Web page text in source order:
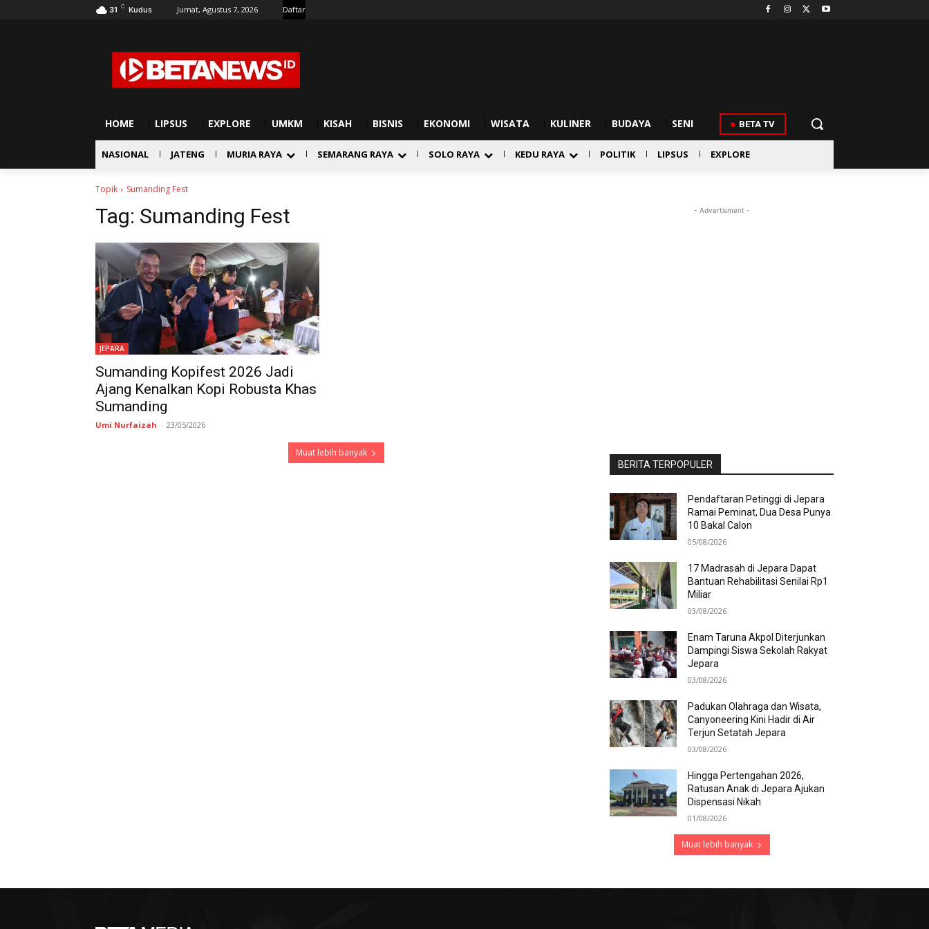
31 C Kudus Jumat, Agustus 7, 2026 Daftar
HOME LIPSUS EXPLORE UMKM KISAH BISNIS EKONOMI WISATA KULINER BUDAYA SENI BETA TV
NASIONAL JATENG MURIA RAYA SEMARANG RAYA SOLO RAYA KEDU RAYA POLITIK LIPSUS EXPLORE
Topik Sumanding Fest
Tag: Sumanding Fest
JEPARA
Sumanding Kopifest 2026 Jadi
Ajang Kenalkan Kopi Robusta Khas
Sumanding
Umi Nurfaizah - 23/05/2026
Muat lebih banyak
- Advertisment -
BERITA TERPOPULER
Pendaftaran Petinggi di Jepara
Ramai Peminat, Dua Desa Punya
10 Bakal Calon
05/08/2026
17 Madrasah di Jepara Dapat
Bantuan Rehabilitasi Senilai Rp1
Miliar
03/08/2026
Enam Taruna Akpol Diterjunkan
Dampingi Siswa Sekolah Rakyat
Jepara
03/08/2026
Padukan Olahraga dan Wisata,
Canyoneering Kini Hadir di Air
Terjun Setatah Jepara
03/08/2026
Hingga Pertengahan 2026,
Ratusan Anak di Jepara Ajukan
Dispensasi Nikah
01/08/2026
Muat lebih banyak